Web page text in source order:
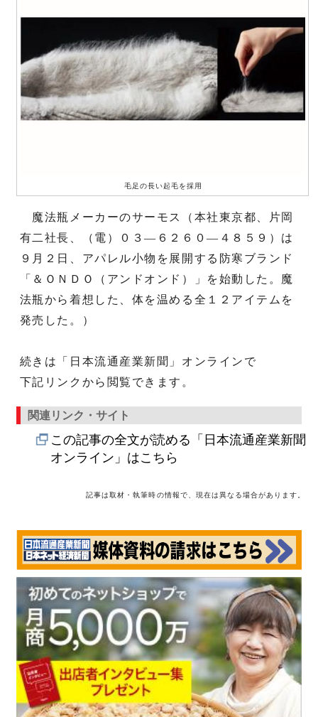
毛足の長い起毛を採用
魔法瓶メーカーのサーモス（本社東京都、片岡
有二社長、（電）０３―６２６０―４８５９）は
９月２日、アパレル小物を展開する防寒ブランド
「＆ＯＮＤＯ（アンドオンド）」を始動した。魔
法瓶から着想した、体を温める全１２アイテムを
発売した。）
続きは「日本流通産業新聞」オンラインで
下記リンクから閲覧できます。
関連リンク・サイト
この記事の全文が読める「日本流通産業新聞
オンライン」はこちら
記事は取材・執筆時の情報で、現在は異なる場合があります。